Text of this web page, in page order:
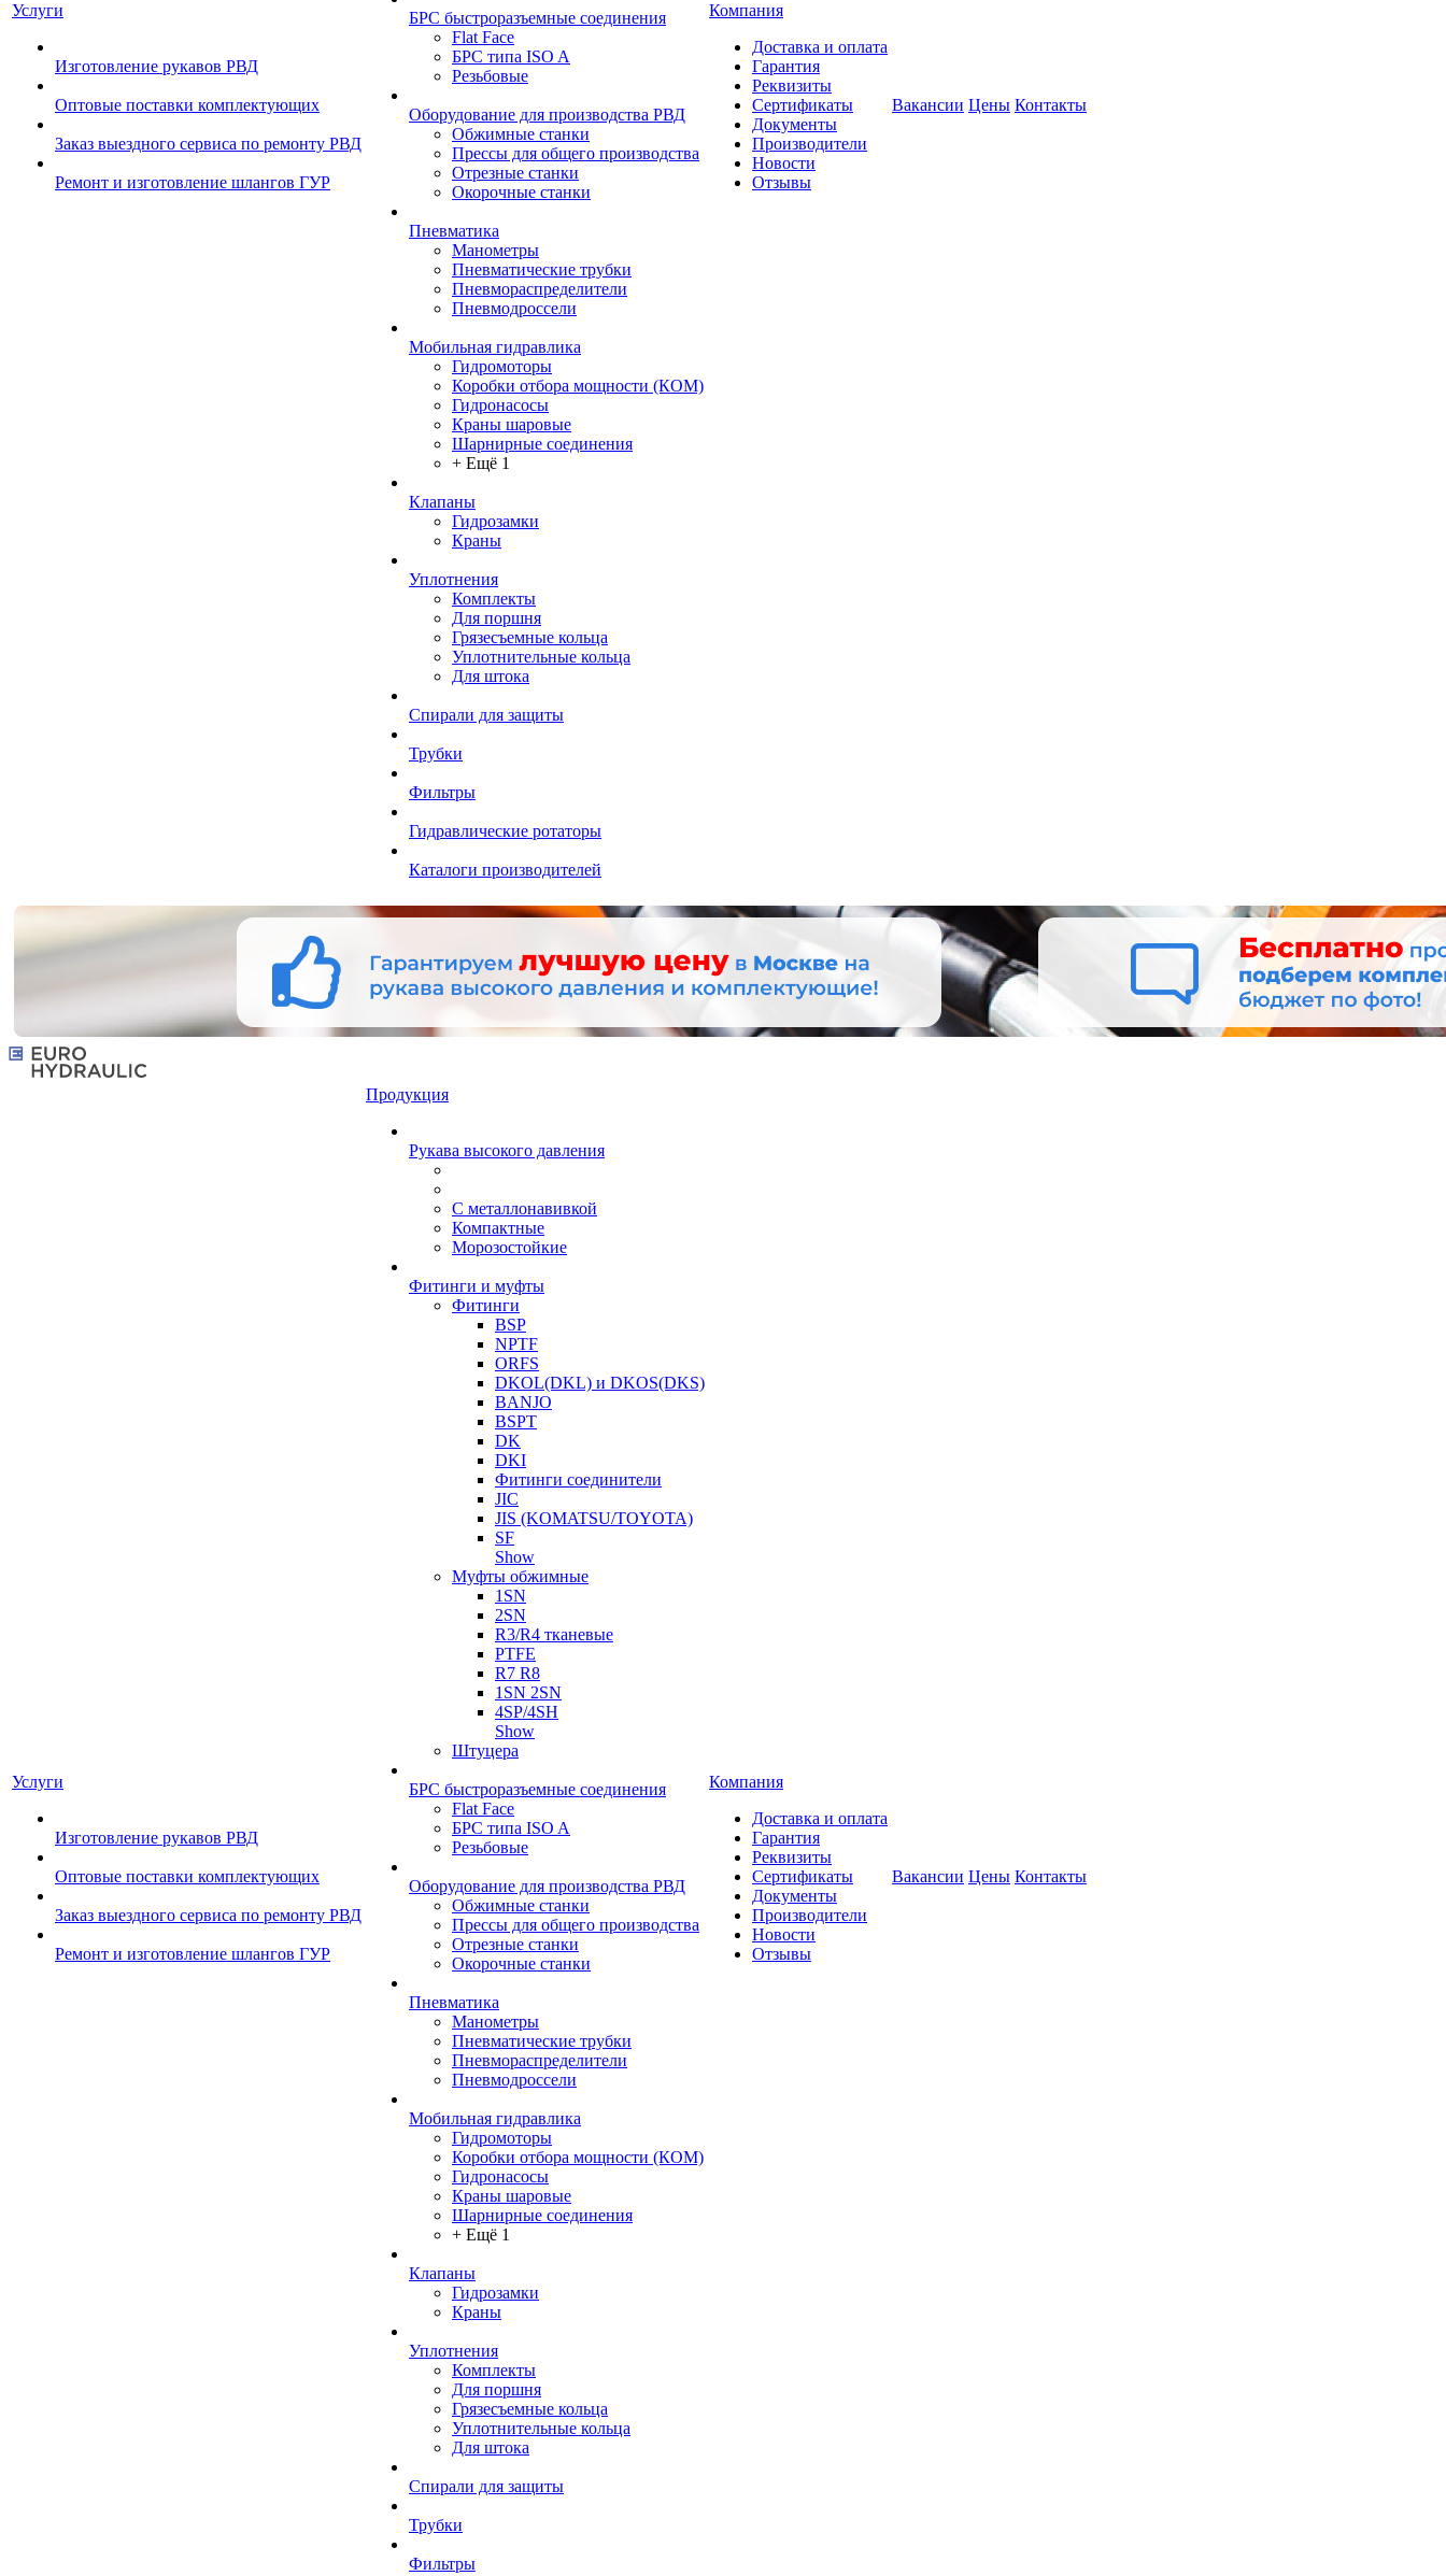
Услуги
Изготовление рукавов РВД
Оптовые поставки комплектующих
Заказ выездного сервиса по ремонту РВД
Ремонт и изготовление шлангов ГУР
БРС быстроразъемные соединения
Flat Face
БРС типа ISO A
Резьбовые
Оборудование для производства РВД
Обжимные станки
Прессы для общего производства
Отрезные станки
Окорочные станки
Пневматика
Манометры
Пневматические трубки
Пневмораспределители
Пневмодроссели
Мобильная гидравлика
Гидромоторы
Коробки отбора мощности (КОМ)
Гидронасосы
Краны шаровые
Шарнирные соединения
+ Ещё 1
Клапаны
Гидрозамки
Краны
Уплотнения
Комплекты
Для поршня
Грязесъемные кольца
Уплотнительные кольца
Для штока
Спирали для защиты
Трубки
Фильтры
Гидравлические ротаторы
Каталоги производителей
Компания
Доставка и оплата
Гарантия
Реквизиты
Сертификаты
Документы
Производители
Новости
Отзывы
Вакансии Цены Контакты
Услуги
Изготовление рукавов РВД
Оптовые поставки комплектующих
Заказ выездного сервиса по ремонту РВД
Ремонт и изготовление шлангов ГУР
Продукция
Рукава высокого давления
С металлонавивкой
Компактные
Морозостойкие
Фитинги и муфты
Фитинги
BSP
NPTF
ORFS
DKOL(DKL) и DKOS(DKS)
BANJO
BSPT
DK
DKI
Фитинги соединители
JIC
JIS (KOMATSU/TOYOTA)
SF
Show
Муфты обжимные
1SN
2SN
R3/R4 тканевые
PTFE
R7 R8
1SN 2SN
4SP/4SH
Show
Штуцера
БРС быстроразъемные соединения
Flat Face
БРС типа ISO A
Резьбовые
Оборудование для производства РВД
Обжимные станки
Прессы для общего производства
Отрезные станки
Окорочные станки
Пневматика
Манометры
Пневматические трубки
Пневмораспределители
Пневмодроссели
Мобильная гидравлика
Гидромоторы
Коробки отбора мощности (КОМ)
Гидронасосы
Краны шаровые
Шарнирные соединения
+ Ещё 1
Клапаны
Гидрозамки
Краны
Уплотнения
Комплекты
Для поршня
Грязесъемные кольца
Уплотнительные кольца
Для штока
Спирали для защиты
Трубки
Фильтры
Компания
Доставка и оплата
Гарантия
Реквизиты
Сертификаты
Документы
Производители
Новости
Отзывы
Вакансии Цены Контакты